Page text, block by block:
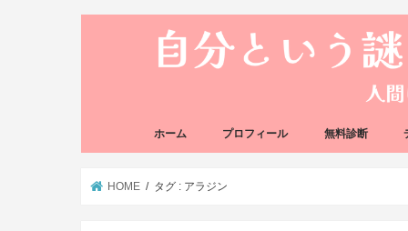
ホーム プロフィール 無料診断
HOME タグ : アラジン